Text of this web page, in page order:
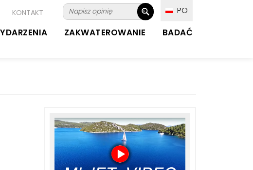
KONTAKT PO
ZAKWATEROWANIE BADAĆ